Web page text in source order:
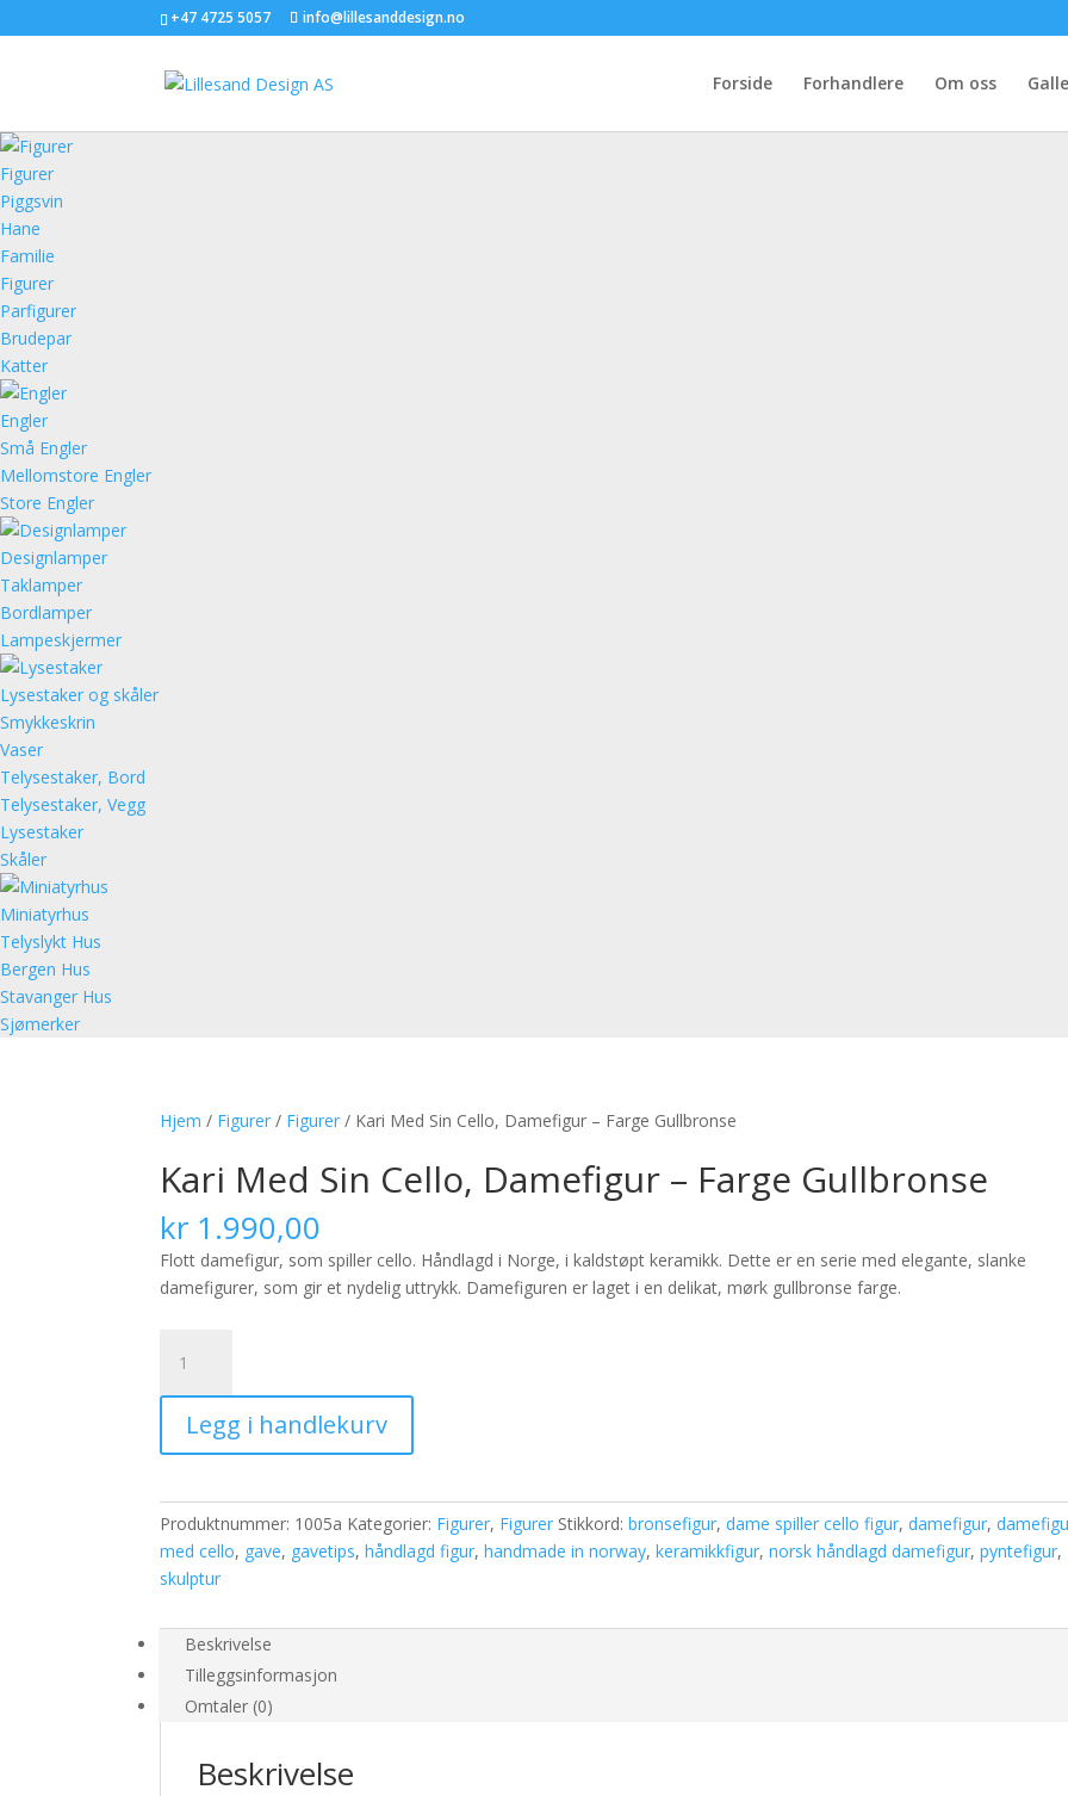
+47 4725 5057 info@lillesanddesign.no
Forside Forhandlere Om oss
Figurer
Piggsvin
Hane
Familie
Figurer
Parfigurer
Brudepar
Katter
Engler
Små Engler
Mellomstore Engler
Store Engler
Designlamper
Taklamper
Bordlamper
Lampeskjermer
Lysestaker og skåler
Smykkeskrin
Vaser
Telysestaker, Bord
Telysestaker, Vegg
Lysestaker
Skåler
Miniatyrhus
Telyslykt Hus
Bergen Hus
Stavanger Hus
Sjømerker
Hjem / Figurer / Figurer / Kari Med Sin Cello, Damefigur – Farge Gullbronse
Kari Med Sin Cello, Damefigur – Farge Gullbronse
kr 1.990,00
Flott damefigur, som spiller cello. Håndlagd i Norge, i kaldstøpt keramikk. Dette er en serie med elegante, slanke
damefigurer, som gir et nydelig uttrykk. Damefiguren er laget i en delikat, mørk gullbronse farge.
Med
Sin
Cello,
Damefigur
Farge
Gullbronse
antall
Legg i handlekurv
Produktnummer: 1005a Kategorier: Figurer, Figurer Stikkord:bronsefigur,dame spiller cello figur,damefigur,
med cello, gave, gavetips,håndlagd figur,handmade in norway,keramikkfigur,norsk håndlagd damefigur,pyntefigur,
skulptur
Beskrivelse
Tilleggsinformasjon
Omtaler (0)
Beskrivelse